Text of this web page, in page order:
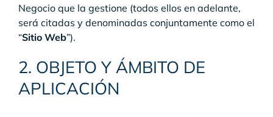
Negocio que la gestione (todos ellos en adelante,
será citadas y denominadas conjuntamente como el
“Sitio Web”).
2. OBJETO Y ÁMBITO DE
APLICACIÓN